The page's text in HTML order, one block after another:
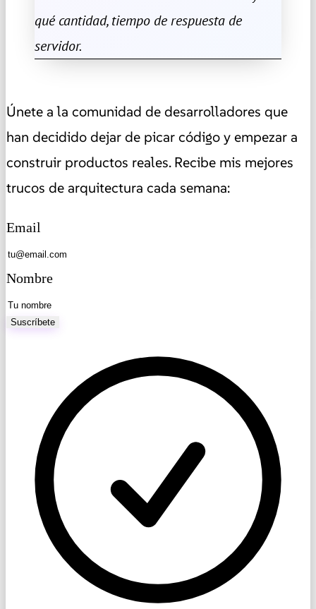
qué cantidad, tiempo de respuesta de
servidor.
Únete a la comunidad de desarrolladores que
han decidido dejar de picar código y empezar a
construir productos reales. Recibe mis mejores
trucos de arquitectura cada semana:
Email
Nombre
Suscríbete